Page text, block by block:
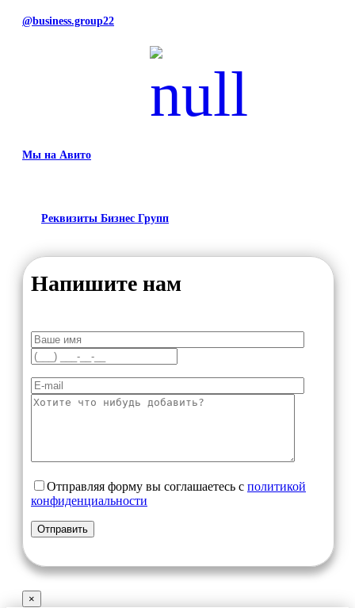
@business.group22
Мы на Авито
Реквизиты Бизнес Групп
Напишите нам
Отправляя форму вы соглашаетесь с политикой
конфиденциальности
×